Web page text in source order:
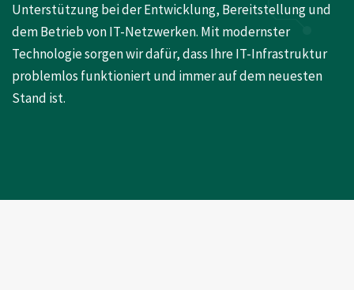
Unterstützung bei der Entwicklung, Bereitstellung und
dem Betrieb von IT-Netzwerken. Mit modernster
Technologie sorgen wir dafür, dass Ihre IT-Infrastruktur
problemlos funktioniert und immer auf dem neuesten
Stand ist.